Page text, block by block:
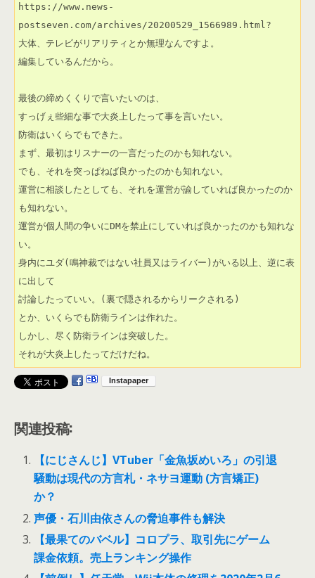
https://www.news-
postseven.com/archives/20200529_1566989.html?
大体、テレビがリアリティとか無理なんですよ。
編集しているんだから。
最後の締めくくりで言いたいのは、
すっげぇ些細な事で大炎上したって事を言いたい。
防衛はいくらでもできた。
まず、最初はリスナーの一言だったのかも知れない。
でも、それを突っぱねば良かったのかも知れない。
運営に相談したとしても、それを運営が諭していれば良かったのか
も知れない。
運営が個人間の争いにDMを禁止にしていれば良かったのかも知れな
い。
身内にユダ(鳴神裁ではない社員又はライバー)がいる以上、逆に表
に出して
討論したっていい。(裏で隠されるからリークされる)
とか、いくらでも防衛ラインは作れた。
しかし、尽く防衛ラインは突破した。
それが大炎上したってだけだね。
関連投稿:
【にじさんじ】VTuber「金魚坂めいろ」の引退
騒動は現代の方言札・ネサヨ運動 (方言矯正)
か？
声優・石川由依さんの脅迫事件も解決
【最果てのバベル】コロプラ、取引先にゲーム
課金依頼。売上ランキング操作